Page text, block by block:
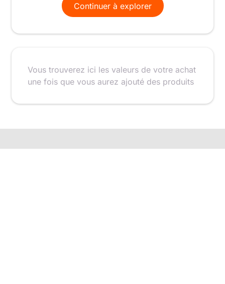
Continuer à explorer
Vous trouverez ici les valeurs de votre achat
une fois que vous aurez ajouté des produits